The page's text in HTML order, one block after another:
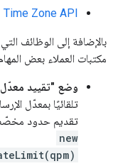
Time Zone API
بالإضافة إلى الوظائف
مكتبات العملاء بعض
وضع "تقييد معدّل
تلقائيًا بمعدّل
تقديم حدود
new